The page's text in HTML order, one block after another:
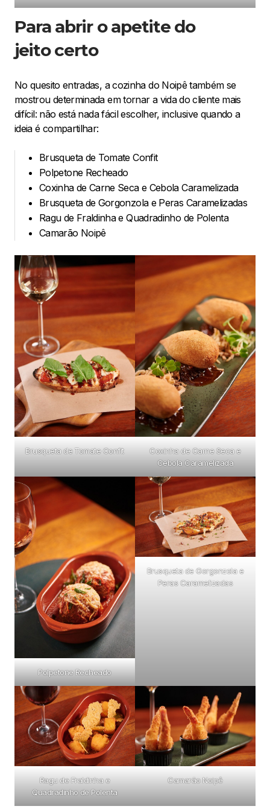
Para abrir o apetite do
jeito certo
No quesito entradas, a cozinha do Noipê também se
mostrou determinada em tornar a vida do cliente mais
difícil: não está nada fácil escolher, inclusive quando a
ideia é compartilhar:
Brusqueta de Tomate Confit
Polpetone Recheado
Coxinha de Carne Seca e Cebola Caramelizada
Brusqueta de Gorgonzola e Peras Caramelizadas
Ragu de Fraldinha e Quadradinho de Polenta
Camarão Noipê
Brusqueta de Tomate Confit
Coxinha de Carne Seca e
Cebola Caramelizada
Polpetone Recheado
Brusqueta de Gorgonzola e
Peras Caramelizadas
Ragu de Fraldinha e
Quadradinho de Polenta
Camarão Noipê